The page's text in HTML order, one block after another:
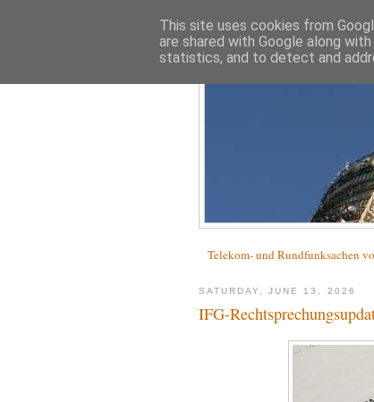
Telekom- und Rundfunksachen
SATURDAY, JUNE 13, 2026
IFG-
This site uses cookies from
are shared with Google along
statistics, and to detect and